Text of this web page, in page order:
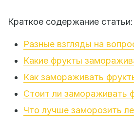
Краткое содержание статьи:
Разные взгляды на
Какие фрукты
Как замораживать
Стоит ли замораживать
Что лучше заморозить